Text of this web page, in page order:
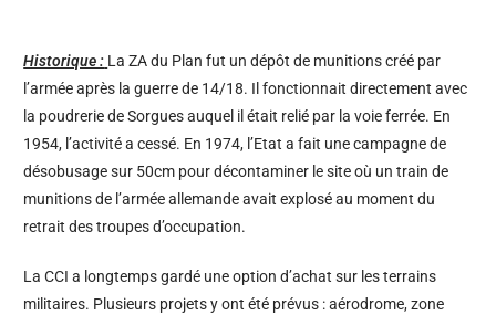
Historique : La ZA du Plan fut un dépôt de munitions créé par
l’armée après la guerre de 14/18. Il fonctionnait directement avec
la poudrerie de Sorgues auquel il était relié par la voie ferrée. En
1954, l’activité a cessé. En 1974, l’Etat a fait une campagne de
désobusage sur 50cm pour décontaminer le site où un train de
munitions de l’armée allemande avait explosé au moment du
retrait des troupes d’occupation.
La CCI a longtemps gardé une option d’achat sur les terrains
militaires. Plusieurs projets y ont été prévus : aérodrome, zone